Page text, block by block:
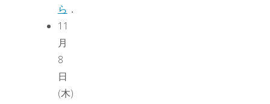
ら ．
11
月
8
日
(木)